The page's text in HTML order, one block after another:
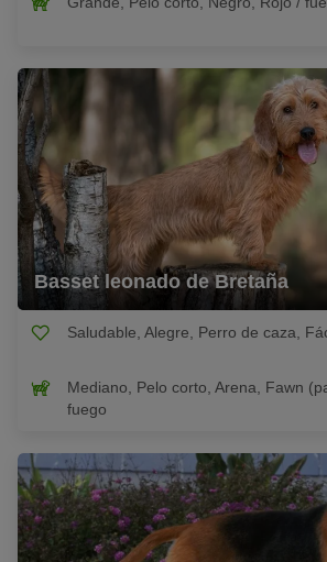
Basset leonado de Bretaña
Saludable, Alegre, Perro de caza,
Mediano, Pelo corto, Arena, Fawn
fuego